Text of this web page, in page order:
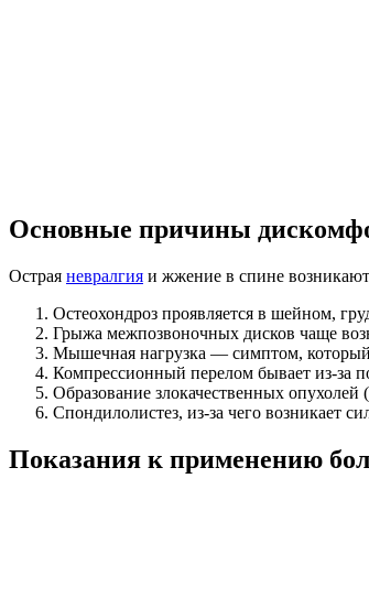
Основные причины
Острая невралгия и жжение в спине
Остеохондроз проявляется в шейном,
Грыжа межпозвоночных дисков чаще
Мышечная нагрузка — симптом, который
Компрессионный перелом бывает из-за
Образование злокачественных
Спондилолистез, из-за чего возникает
Показания к применению